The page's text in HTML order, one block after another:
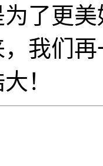
了更
我们
！